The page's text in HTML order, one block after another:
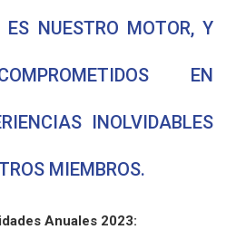
ES NUESTRO MOTOR, Y
EN
INOLVIDABLES
MIEMBROS.
Anuales 2023: